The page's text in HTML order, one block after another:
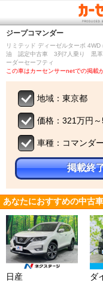
ジープコマンダー
リミテッド ディーゼルターボ
油 認定中古車 3列7人乗り 黒
ーダーセーフティ
この車はカーセンサーnetでの掲載
地域：東京都
価格：321万円
車種：コマンダー
掲載終
あなたにおすすめの中古車
日産
ダ